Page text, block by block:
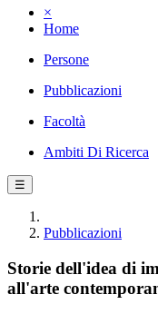
×
Home
Persone
Pubblicazioni
Facoltà
Ambiti Di Ricerca
☰
Pubblicazioni
Storie dell'idea di
all'arte